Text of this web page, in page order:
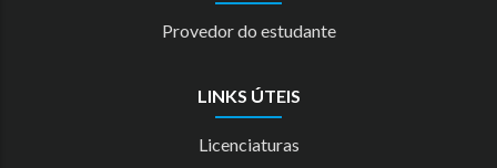
Provedor do estudante
LINKS ÚTEIS
Licenciaturas